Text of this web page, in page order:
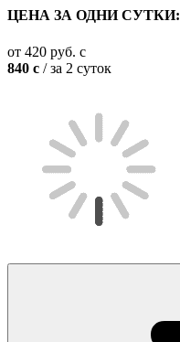
ЦЕНА ЗА ОДНИ СУТКИ:
от 420 руб. c
840 c / за 2 суток